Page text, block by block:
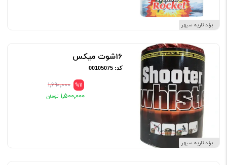
برند ناریه سپهر
برند ناریه سپهر
16شوت میکس
کد: 00105075
%11 ۱٬۶۹۰٬۰۰۰
۱٬۵۰۰٬۰۰۰